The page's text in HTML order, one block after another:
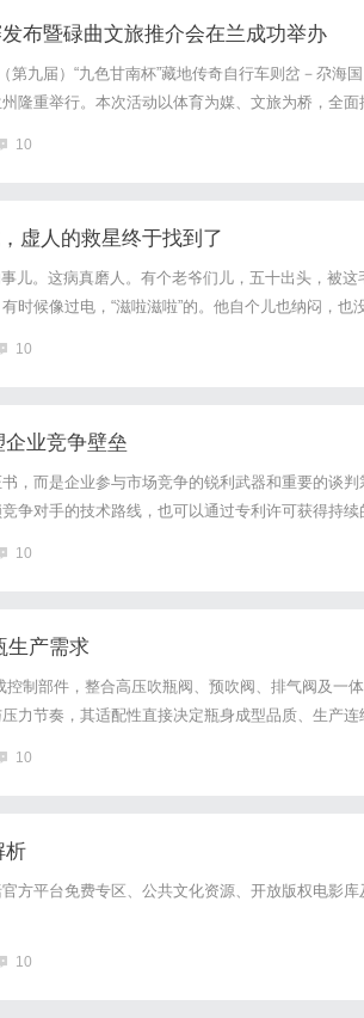
布暨碌曲文旅推介会在兰成功举办
第九届）“九色甘南杯”藏地传奇自行车则岔－尕海国
隆重举行。本次活动以体育为媒、文旅为桥，全面
体旅商融合发展注入全新动能。活动正式开始前，
者陆续签到入场，共同期待这场来自九...
10
虚人的救星终于找到了
儿。这病真磨人。有个老爷们儿，五十出头，被这
时候像过电，“滋啦滋啦”的。他自个儿也纳闷，也
子拍了一堆，都说没大事，...
10
业竞争壁垒
，而是企业参与市场竞争的锐利武器和重要的谈判
争对手的技术路线，也可以通过专利许可获得持续
专利权的获取与运用是一项极其复杂的系统工程，
撰写失误，可能导致整个专利权的丧失；一...
10
生产需求
制部件，整合高压吹瓶阀、预吹阀、排气阀及一体
力节奏，其适配性直接决定瓶身成型品质、生产连
生产节奏差异显著，Seitz西兹吹瓶机组合阀依托模
下从专业视角解析其适配要点...
10
析
方平台免费专区、公共文化资源、开放版权电影库
10